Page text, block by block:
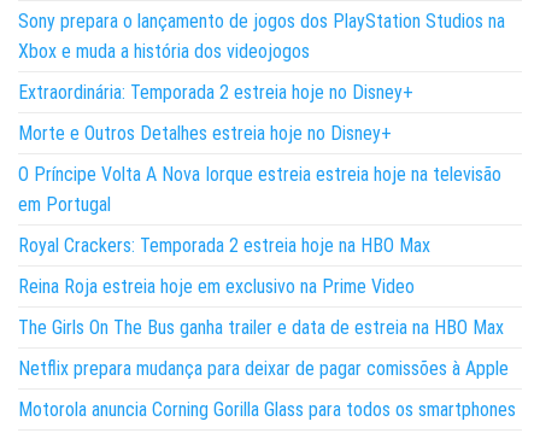
Sony prepara o lançamento de jogos dos PlayStation Studios na
Xbox e muda a história dos videojogos
Extraordinária: Temporada 2 estreia hoje no Disney+
Morte e Outros Detalhes estreia hoje no Disney+
O Príncipe Volta A Nova Iorque estreia estreia hoje na televisão
em Portugal
Royal Crackers: Temporada 2 estreia hoje na HBO Max
Reina Roja estreia hoje em exclusivo na Prime Video
The Girls On The Bus ganha trailer e data de estreia na HBO Max
Netflix prepara mudança para deixar de pagar comissões à Apple
Motorola anuncia Corning Gorilla Glass para todos os smartphones